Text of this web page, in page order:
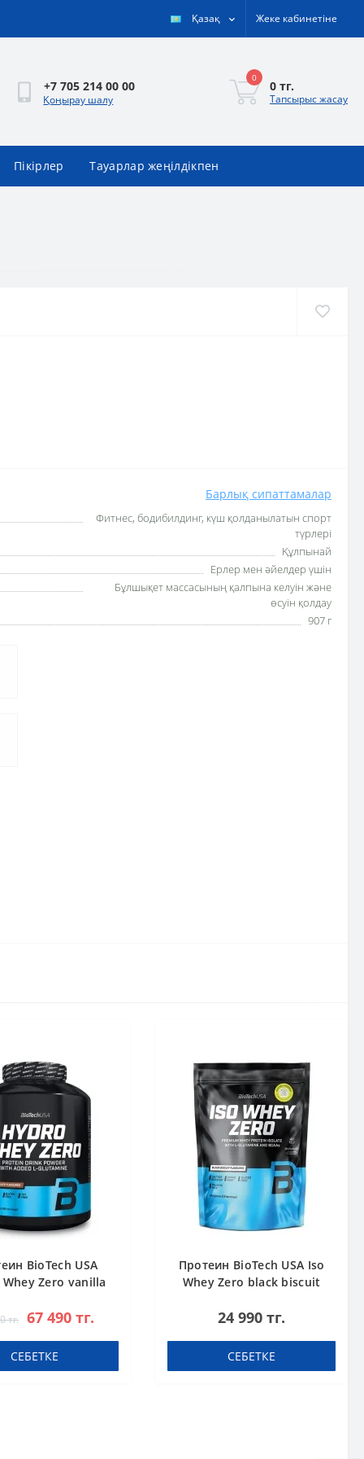
Қазақ Жеке кабинетіне
+7 705 214 00 00
Қоңырау шалу
0
0 тг.
Тапсырыс жасау
Пікірлер Тауарлар жеңілдікпен
Барлық сипаттамалар
Фитнес, бодибилдинг, күш қолданылатын спорт
түрлері
Құлпынай
Ерлер мен әйелдер үшін
Бұлшықет массасының қалпына келуін және
өсуін қолдау
907 г
BioTech USA
Zero vanilla
тг. 67 490 тг.
СЕБЕТКЕ
Протеин BioTech USA Iso
Whey Zero black biscuit
24 990 тг.
СЕБЕТКЕ